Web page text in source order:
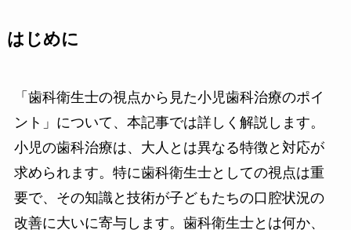
はじめに
「歯科衛生士の視点から見た小児歯科治療のポイ
ント」について、本記事では詳しく解説します。
小児の歯科治療は、大人とは異なる特徴と対応が
求められます。特に歯科衛生士としての視点は重
要で、その知識と技術が子どもたちの口腔状況の
改善に大いに寄与します。歯科衛生士とは何か、